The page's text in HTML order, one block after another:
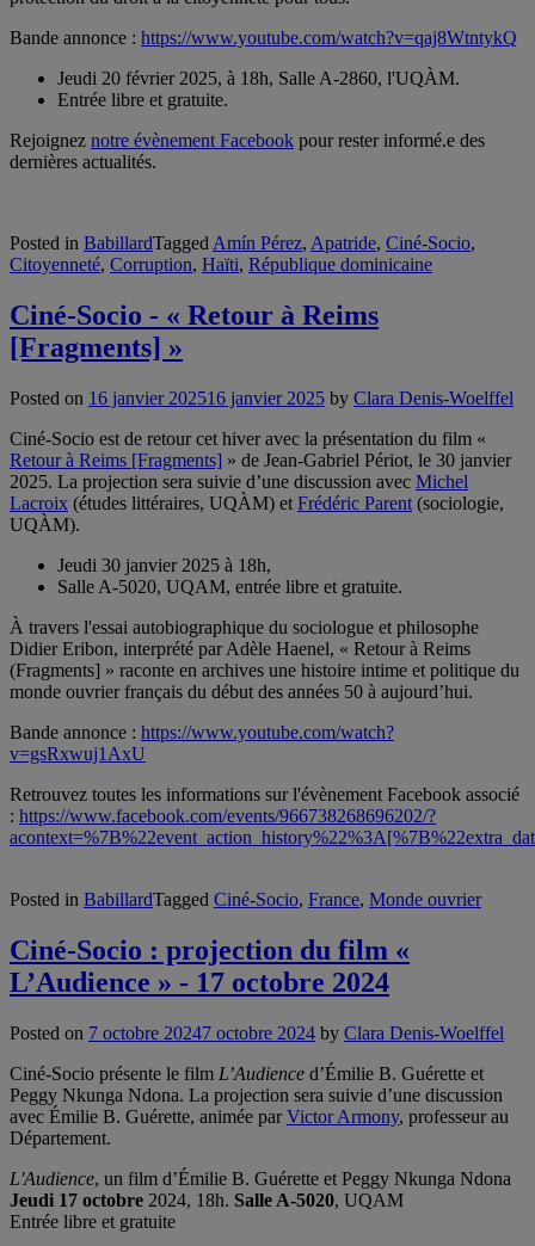
Bande annonce : https://www.youtube.com/watch?v=qaj8WtntykQ
Jeudi 20 février 2025, à 18h, Salle A-2860, l'UQÀM.
Entrée libre et gratuite.
Rejoignez notre évènement Facebook pour rester informé.e des
dernières actualités.
Posted in BabillardTagged Amín Pérez, Apatride, Ciné-Socio,
Citoyenneté, Corruption, Haïti, République dominicaine
Ciné-Socio - « Retour à Reims
[Fragments] »
Posted on 16 janvier 202516 janvier 2025 by Clara Denis-Woelffel
Ciné-Socio est de retour cet hiver avec la présentation du film «
Retour à Reims [Fragments] » de Jean-Gabriel Périot, le 30 janvier
2025. La projection sera suivie d’une discussion avec Michel
Lacroix (études littéraires, UQÀM) et Frédéric Parent (sociologie,
UQÀM).
Jeudi 30 janvier 2025 à 18h,
Salle A-5020, UQAM, entrée libre et gratuite.
À travers l'essai autobiographique du sociologue et philosophe
Didier Eribon, interprété par Adèle Haenel, « Retour à Reims
(Fragments] » raconte en archives une histoire intime et politique du
monde ouvrier français du début des années 50 à aujourd’hui.
Bande annonce : https://www.youtube.com/watch?
v=gsRxwuj1AxU
Retrouvez toutes les informations sur l'évènement Facebook associé
: https://www.facebook.com/events/966738268696202/?
Posted in BabillardTagged Ciné-Socio, France, Monde ouvrier
Ciné-Socio : projection du film «
L’Audience » - 17 octobre 2024
Posted on 7 octobre 20247 octobre 2024 by Clara Denis-Woelffel
Ciné-Socio présente le film L’Audience d’Émilie B. Guérette et
Peggy Nkunga Ndona. La projection sera suivie d’une discussion
avec Émilie B. Guérette, animée parVictor Armony, professeur au
Département.
L'Audience, un film d’Émilie B. Guérette et Peggy Nkunga Ndona
Jeudi 17 octobre 2024, 18h. Salle A-5020, UQAM
Entrée libre et gratuite